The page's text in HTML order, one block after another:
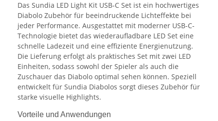
Das Sundia LED Light Kit USB-C Set ist ein hochwertiges
Diabolo Zubehör für beeindruckende Lichteffekte bei
jeder Performance. Ausgestattet mit moderner USB-C-
Technologie bietet das wiederaufladbare LED Set eine
schnelle Ladezeit und eine effiziente Energienutzung.
Die Lieferung erfolgt als praktisches Set mit zwei LED
Einheiten, sodass sowohl der Spieler als auch die
Zuschauer das Diabolo optimal sehen können. Speziell
entwickelt für Sundia Diabolos sorgt dieses Zubehör für
starke visuelle Highlights.
Vorteile und Anwendungen